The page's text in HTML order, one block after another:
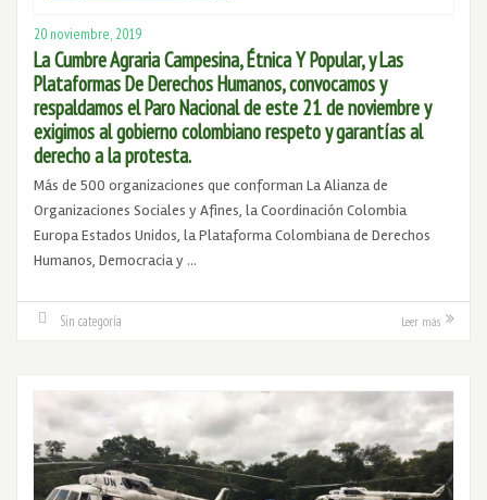
20 noviembre, 2019
La Cumbre Agraria Campesina, Étnica Y Popular, y Las
Plataformas De Derechos Humanos, convocamos y
respaldamos el Paro Nacional de este 21 de noviembre y
exigimos al gobierno colombiano respeto y garantías al
derecho a la protesta.
Más de 500 organizaciones que conforman La Alianza de
Organizaciones Sociales y Afines, la Coordinación Colombia
Europa Estados Unidos, la Plataforma Colombiana de Derechos
Humanos, Democracia y …
Sin categoría Leer más